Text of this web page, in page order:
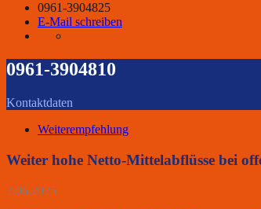
0961-3904825
E-Mail schreiben
0961-3904810
Kontaktdaten
Weiterempfehlung
Weiter hohe Netto-Mittelabflüsse bei
2.06.2025